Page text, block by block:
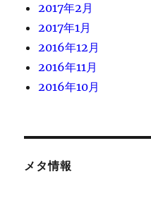
2017年2月
2017年1月
2016年12月
2016年11月
2016年10月
メタ情報